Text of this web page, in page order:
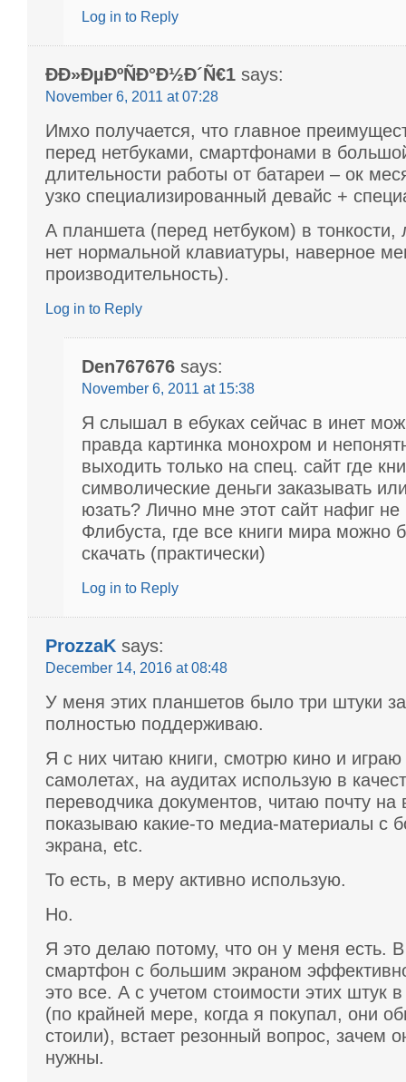
Log in to Reply
ÐÐ»ÐµÐºÑÐ°Ð½Ð´Ñ€1 says:
November 6, 2011 at 07:28
Имхо получается, что главное
перед нетбуками, смартфонами в
длительности работы от батареи – ок
узко специализированный девайс +
А планшета (перед нетбуком) в тонкости,
нет нормальной клавиатуры, наверное
производительность).
Log in to Reply
Den767676 says:
November 6, 2011 at 15:38
Я слышал в ебуках сейчас в инет
правда картинка монохром и
выходить только на спец. сайт где
символические деньги заказывать
юзать? Лично мне этот сайт нафиг
Флибуста, где все книги мира можно
скачать (практически)
Log in to Reply
ProzzaK says:
December 14, 2016 at 08:48
У меня этих планшетов было три штуки
полностью поддерживаю.
Я с них читаю книги, смотрю кино и
самолетах, на аудитах использую в
переводчика документов, читаю почту на
показываю какие-то медиа-материалы с
экрана, etc.
То есть, в меру активно использую.
Но.
Я это делаю потому, что он у меня есть.
смартфон с большим экраном
это все. А с учетом стоимости этих штук
(по крайней мере, когда я покупал, они
стоили), встает резонный вопрос, зачем
нужны.